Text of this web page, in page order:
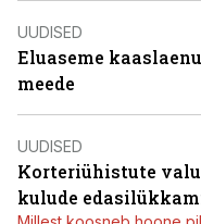
UUDISED
Eluaseme
meede
UUDISED
Korteriühistute
kulude